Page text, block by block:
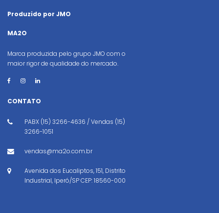
Produzido por JMO
MA2O
Marca produzida pelo grupo JMO com o
maior rigor de qualidade do mercado.
CONTATO
PABX (15) 3266-4636 / Vendas (15)
3266-1051
vendas@ma2o.com.br
Avenida dos Eucaliptos, 151, Distrito
Industrial, Iperó/SP CEP: 18560-000